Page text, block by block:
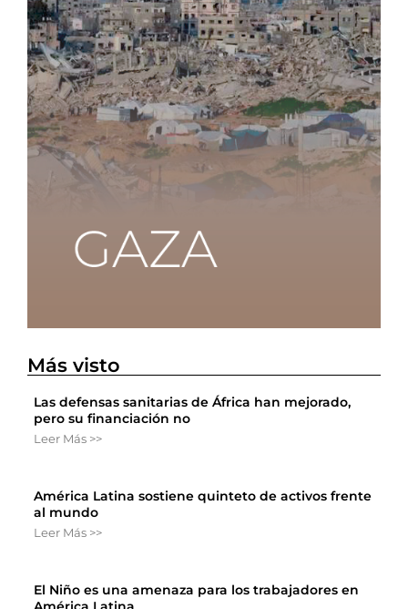
Más visto
Las defensas sanitarias de África han mejorado,
pero su financiación no
Leer Más >>
América Latina sostiene quinteto de activos frente
al mundo
Leer Más >>
El Niño es una amenaza para los trabajadores en